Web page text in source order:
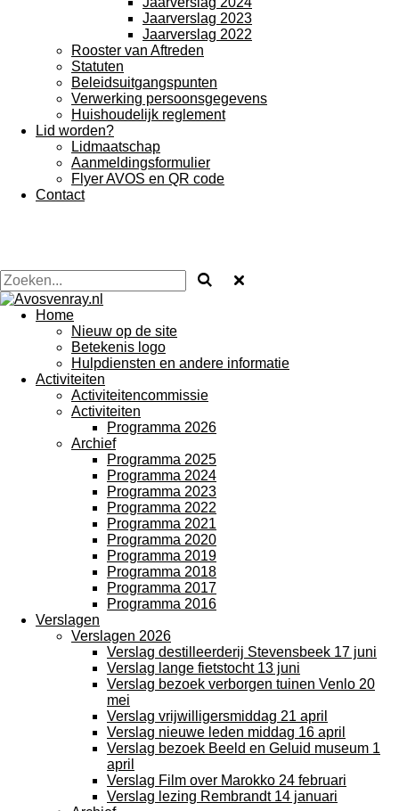
Jaarverslag 2023
Jaarverslag 2022
Rooster van Aftreden
Statuten
Beleidsuitgangspunten
Verwerking persoonsgegevens
Huishoudelijk reglement
Lid worden?
Lidmaatschap
Aanmeldingsformulier
Flyer AVOS en QR code
Contact
Home
Nieuw op de site
Betekenis logo
Hulpdiensten en andere informatie
Activiteiten
Activiteitencommissie
Activiteiten
Programma 2026
Archief
Programma 2025
Programma 2024
Programma 2023
Programma 2022
Programma 2021
Programma 2020
Programma 2019
Programma 2018
Programma 2017
Programma 2016
Verslagen
Verslagen 2026
Verslag destilleerderij Stevensbeek 17 juni
Verslag lange fietstocht 13 juni
Verslag bezoek verborgen tuinen Venlo 20
mei
Verslag vrijwilligersmiddag 21 april
Verslag nieuwe leden middag 16 april
Verslag bezoek Beeld en Geluid museum 1
april
Verslag Film over Marokko 24 februari
Verslag lezing Rembrandt 14 januari